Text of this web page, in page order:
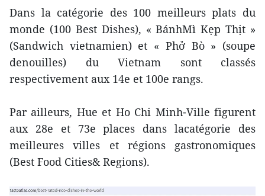
Dans la catégorie des 100 meilleurs plats du
monde (100 Best Dishes), « BánhMì Kẹp Thịt »
(Sandwich vietnamien) et « Phở Bò » (soupe
denouilles) du Vietnam sont classés
respectivement aux 14e et 100e rangs.
Par ailleurs, Hue et Ho Chi Minh-Ville figurent
aux 28e et 73e places dans lacatégorie des
meilleures villes et régions gastronomiques
(Best Food Cities& Regions).